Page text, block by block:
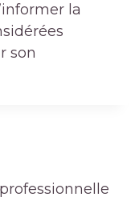
la
son